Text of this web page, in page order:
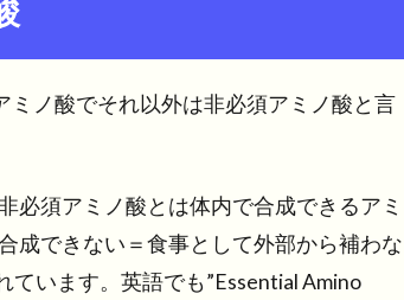
ノ酸でそれ以外は非必須アミノ酸と言
必須アミノ酸とは体内で合成できるアミ
成できない＝食事として外部から補わな
います。英語でも”Essential Amino